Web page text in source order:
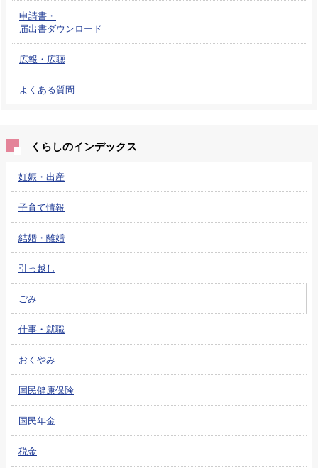
申請書・
届出書ダウンロード
広報・広聴
よくある質問
くらしのインデックス
妊娠・出産
子育て情報
結婚・離婚
引っ越し
ごみ
仕事・就職
おくやみ
国民健康保険
国民年金
税金